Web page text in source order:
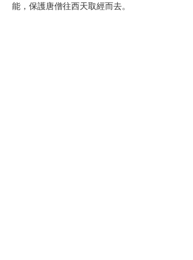
能，保護唐僧往西天取經而去。